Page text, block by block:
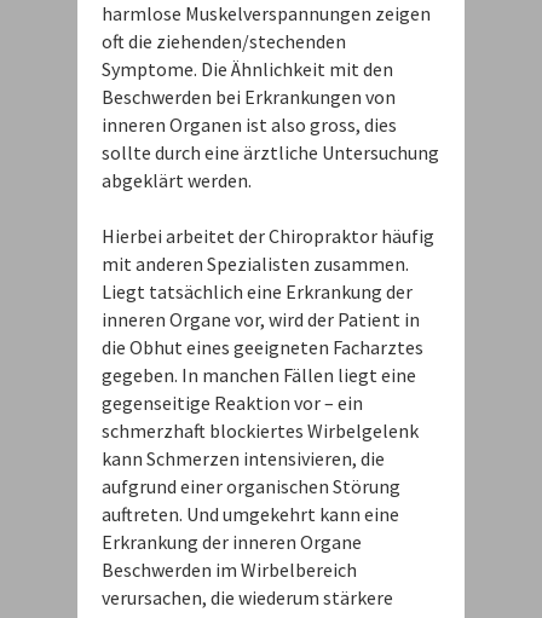
harmlose Muskelverspannungen zeigen
oft die ziehenden/stechenden
Symptome. Die Ähnlichkeit mit den
Beschwerden bei Erkrankungen von
inneren Organen ist also gross, dies
sollte durch eine ärztliche Untersuchung
abgeklärt werden.
Hierbei arbeitet der Chiropraktor häufig
mit anderen Spezialisten zusammen.
Liegt tatsächlich eine Erkrankung der
inneren Organe vor, wird der Patient in
die Obhut eines geeigneten Facharztes
gegeben. In manchen Fällen liegt eine
gegenseitige Reaktion vor – ein
schmerzhaft blockiertes Wirbelgelenk
kann Schmerzen intensivieren, die
aufgrund einer organischen Störung
auftreten. Und umgekehrt kann eine
Erkrankung der inneren Organe
Beschwerden im Wirbelbereich
verursachen, die wiederum stärkere